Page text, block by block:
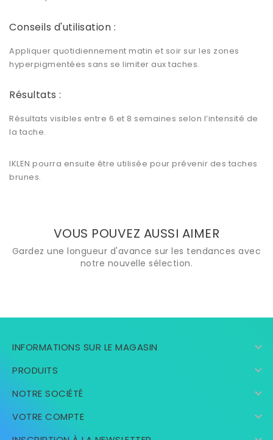
Conseils d'utilisation :
Appliquer quotidiennement matin et soir sur les zones
hyperpigmentées sans se limiter aux taches.
Résultats :
Résultats visibles entre 6 et 8 semaines selon l’intensité de
la tache.
IKLEN pourra ensuite être utilisée pour prévenir des taches
brunes.
VOUS POUVEZ AUSSI AIMER
Gardez une longueur d'avance sur les tendances avec
notre nouvelle sélection.
INFORMATIONS SUR LE MAGASIN 
PRODUITS 
NOTRE SOCIÉTÉ 
VOTRE COMPTE 